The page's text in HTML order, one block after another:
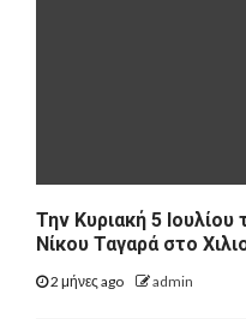
Την Κυριακή 5
Νίκου Ταγαρά στο
2 μήνες ago admin